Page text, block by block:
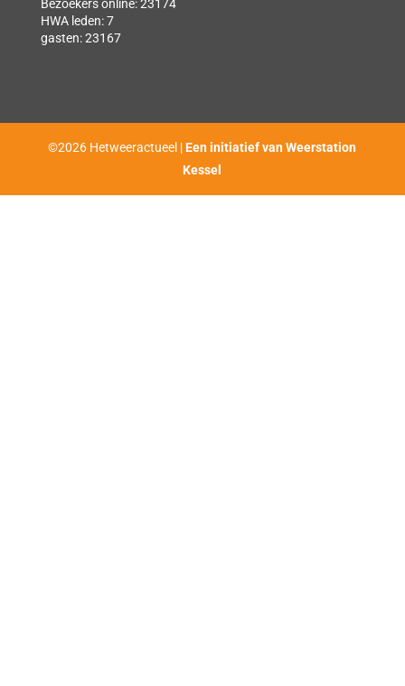
Bezoekers online: 23174
HWA leden: 7
gasten: 23167
©2026 Hetweeractueel |Een initiatief van Weerstation
Kessel